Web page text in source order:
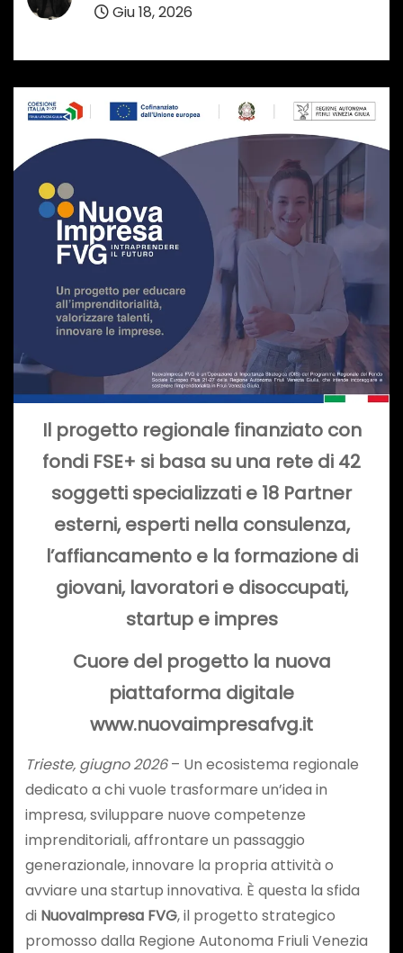
Giu 18, 2026
Il progetto regionale finanziato con
fondi FSE+ si basa su una rete di 42
soggetti specializzati e 18 Partner
esterni, esperti nella consulenza,
l’affiancamento e la formazione di
giovani, lavoratori e disoccupati,
startup e impres
Cuore del progetto la nuova
piattaforma digitale
www.nuovaimpresafvg.it
Trieste, giugno 2026– Un ecosistema regionale
dedicato a chi vuole trasformare un’idea in
impresa, sviluppare nuove competenze
imprenditoriali, affrontare un passaggio
generazionale, innovare la propria attività o
avviare una startup innovativa. È questa la sfida
di NuovaImpresa FVG, il progetto strategico
promosso dalla Regione Autonoma Friuli Venezia